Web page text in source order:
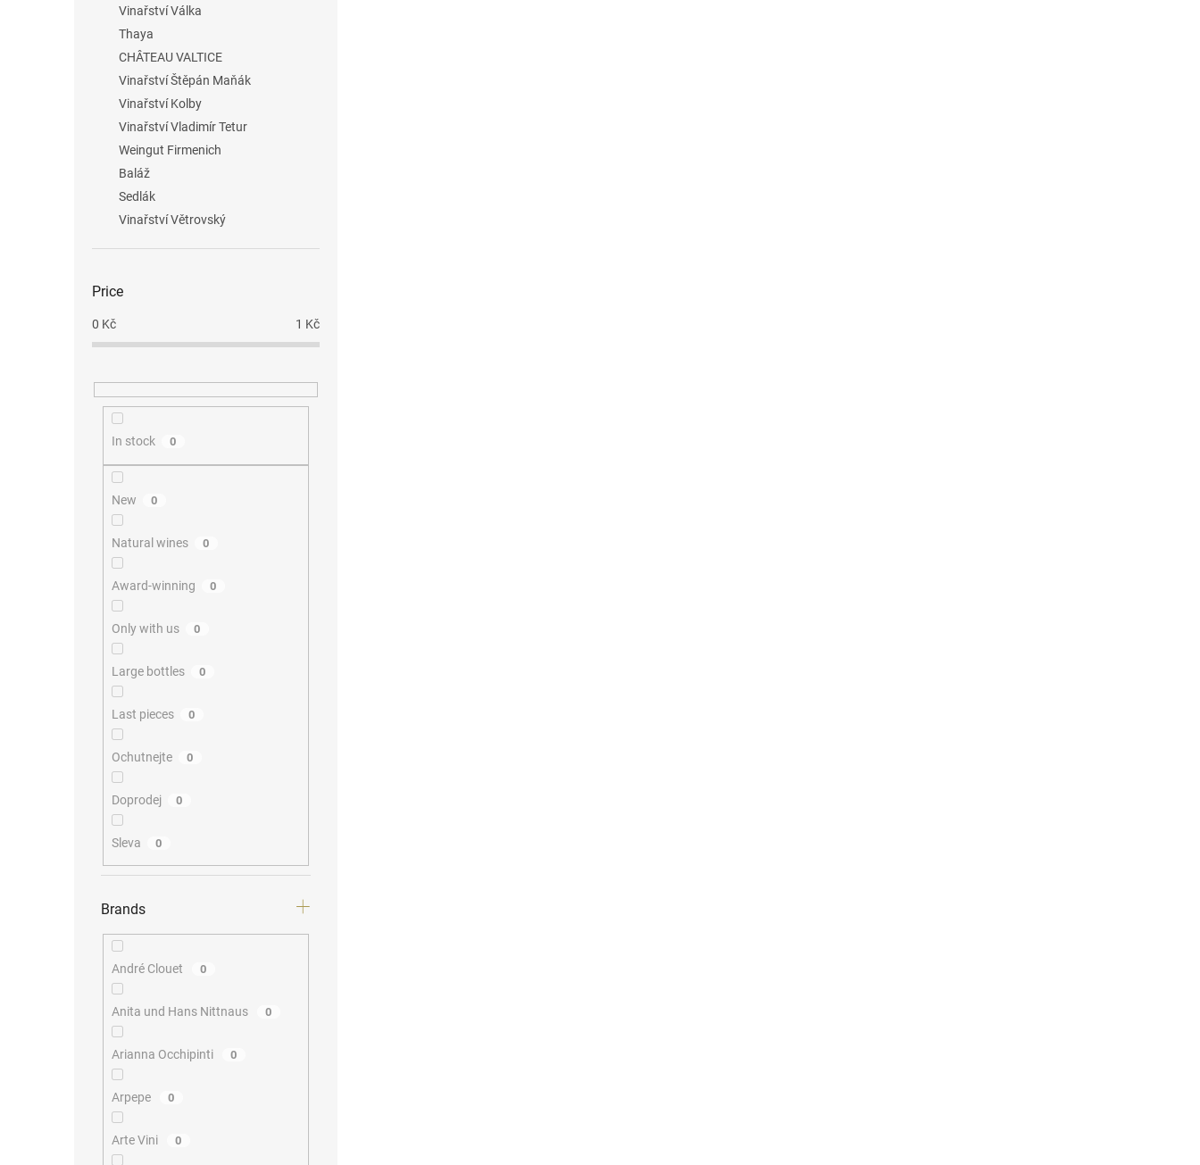
Vinařství Válka
Thaya
CHÂTEAU VALTICE
Vinařství Štěpán Maňák
Vinařství Kolby
Vinařství Vladimír Tetur
Weingut Firmenich
Baláž
Sedlák
Vinařství Větrovský
Price
0 Kč 1 Kč
In stock 0
New 0
Natural wines 0
Award-winning 0
Only with us 0
Large bottles 0
Last pieces 0
Ochutnejte 0
Doprodej 0
Sleva 0
Brands
André Clouet 0
Anita und Hans Nittnaus 0
Arianna Occhipinti 0
Arpepe 0
Arte Vini 0